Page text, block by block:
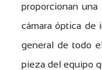
proporcionan
cámara óptica de
general de todo
pieza del equipo